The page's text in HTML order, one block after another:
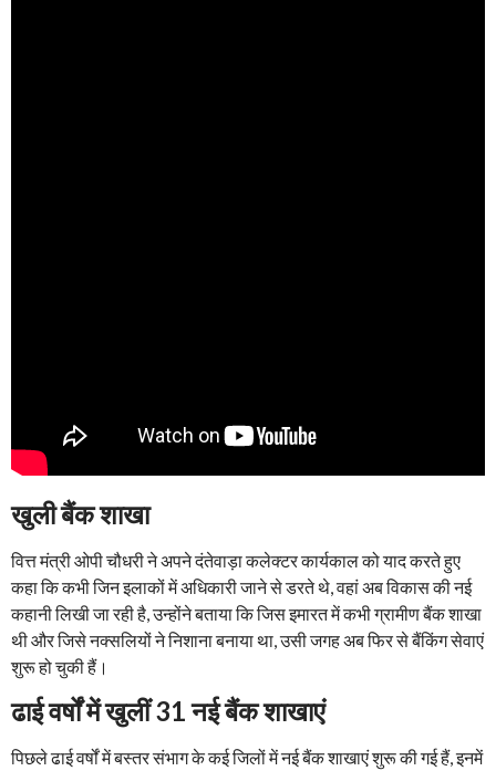
खुली बैंक शाखा
वित्त मंत्री ओपी चौधरी ने अपने दंतेवाड़ा कलेक्टर कार्यकाल को याद करते हुए
कहा कि कभी जिन इलाकों में अधिकारी जाने से डरते थे, वहां अब विकास की नई
कहानी लिखी जा रही है, उन्होंने बताया कि जिस इमारत में कभी ग्रामीण बैंक शाखा
थी और जिसे नक्सलियों ने निशाना बनाया था, उसी जगह अब फिर से बैंकिंग सेवाएं
शुरू हो चुकी हैं।
ढाई वर्षों में खुलीं 31 नई बैंक शाखाएं
पिछले ढाई वर्षों में बस्तर संभाग के कई जिलों में नई बैंक शाखाएं शुरू की गई हैं, इनमें